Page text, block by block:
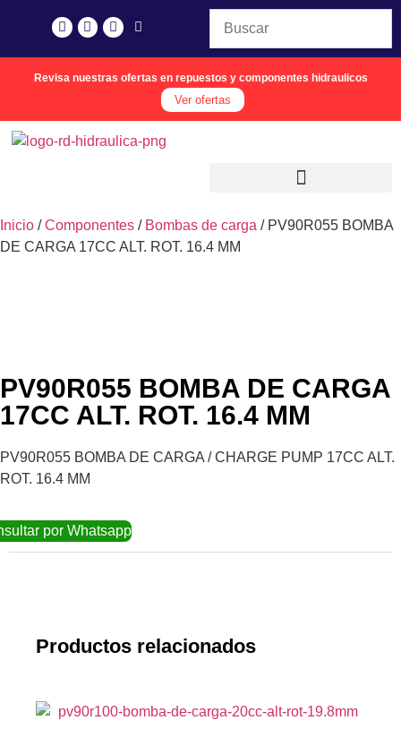
Revisa nuestras ofertas en repuestos y componentes hidraulicos
Ver ofertas
Inicio /Componentes / Bombas de carga / PV90R055 BOMBA
DE CARGA 17CC ALT. ROT. 16.4 MM
PV90R055 BOMBA DE CARGA
17CC ALT. ROT. 16.4 MM
PV90R055 BOMBA DE CARGA / CHARGE PUMP 17CC ALT.
ROT. 16.4 MM
por Whatsapp
Productos relacionados